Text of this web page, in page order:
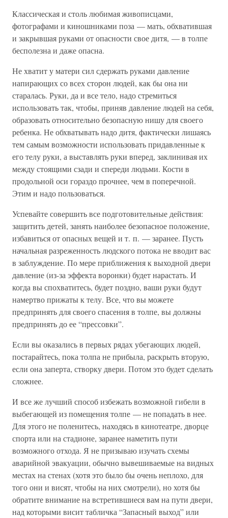
Классическая и столь любимая живописцами,
фотографами и киношниками поза — мать, обхватившая
и закрывшая руками от опасности свое дитя, — в толпе
бесполезна и даже опасна.
Не хватит у матери сил сдержать руками давление
напирающих со всех сторон людей, как бы она ни
старалась. Руки, да и все тело, надо стремиться
использовать так, чтобы, приняв давление людей на себя,
образовать относительно безопасную нишу для своего
ребенка. Не обхватывать надо дитя, фактически лишаясь
тем самым возможности использовать придавленные к
его телу руки, а выставлять руки вперед, заклинивая их
между стоящими сзади и спереди людьми. Кости в
продольной оси гораздо прочнее, чем в поперечной.
Этим и надо пользоваться.
Успевайте совершить все подготовительные действия:
защитить детей, занять наиболее безопасное положение,
избавиться от опасных вещей и т. п. — заранее. Пусть
начальная разреженность людского потока не вводит вас
в заблуждение. По мере приближения к выходной двери
давление (из-за эффекта воронки) будет нарастать. И
когда вы спохватитесь, будет поздно, ваши руки будут
намертво прижаты к телу. Все, что вы можете
предпринять для своего спасения в толпе, вы должны
предпринять до ее “прессовки”.
Если вы оказались в первых рядах убегающих людей,
постарайтесь, пока толпа не прибыла, раскрыть вторую,
если она заперта, створку двери. Потом это будет сделать
сложнее.
И все же лучший способ избежать возможной гибели в
выбегающей из помещения толпе — не попадать в нее.
Для этого не поленитесь, находясь в кинотеатре, дворце
спорта или на стадионе, заранее наметить пути
возможного отхода. Я не призываю изучать схемы
аварийной эвакуации, обычно вывешиваемые на видных
местах на стенах (хотя это было бы очень неплохо, для
того они и висят, чтобы на них смотрели), но хотя бы
обратите внимание на встретившиеся вам на пути двери,
над которыми висит табличка “Запасный выход” или